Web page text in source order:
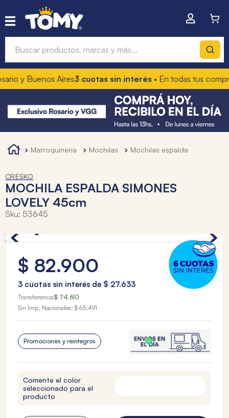
y Buenos Aires3 cuotas sin interés• En todas tus compras
marroquineria mochilas mochilas espalda
CRESKO
MOCHILA ESPALDA SIMONES
LOVELY 45cm
Sku: 53645
$ 82.900
3 cuotas sin interés de $ 27.633
Transferencia$ 74.610
Sin Imp. Nacionales: $ 65.491
Promociones y reintegros
Comente el color
seleccionado para el
producto
Términos más buscados
1.
hot wheels